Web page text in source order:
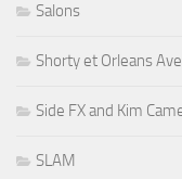
Salons
Shorty et Orleans
Side FX and Kim
SLAM